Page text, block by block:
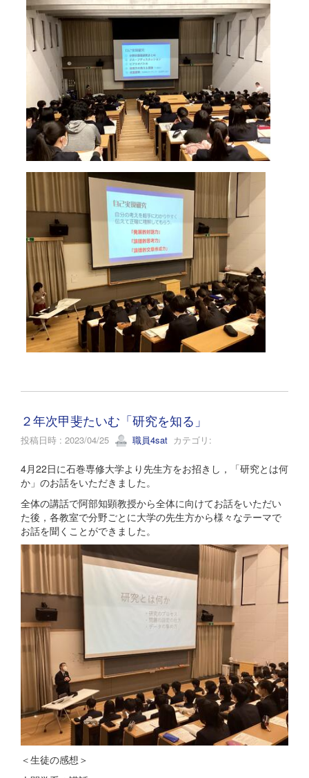
２年次甲斐たいむ「研究を知る」
投稿日時 : 2023/04/25 職員4sat カテゴリ:
4月22日に石巻専修大学より先生方をお招きし，「研究とは何
か」のお話をいただきました。
全体の講話で阿部知顕教授から全体に向けてお話をいただい
た後，各教室で分野ごとに大学の先生方から様々なテーマで
お話を聞くことができました。
＜生徒の感想＞